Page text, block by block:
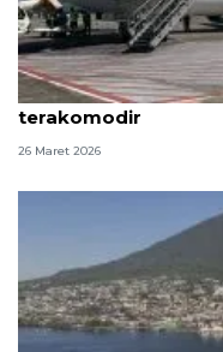
Garuda pastikan
terakomodir
26 Maret 2026